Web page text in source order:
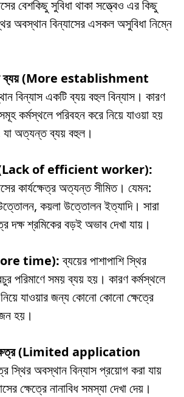
বেশকিছু সুবিধা থাকা সত্ত্বেও এর কিছু
অবস্থান বিন্যাসের এসকল অসুবিধা নিম্নে
ব্যয় (More establishment
বিন্যাস একটি ব্যয় বহুল বিন্যাস। কারণ
কর্মস্থলে পরিবহন করে নিয়ে যাওয়া হয়
যা অত্যন্ত ব্যয় বহুল।
(Lack of efficient worker):
কার্যক্ষেত্র অত্যন্ত সীমিত। যেমন:
উত্তোলন, কয়লা উত্তোলন ইত্যাদি। সারা
দক্ষ শ্রমিকের বড়ই অভাব দেখা যায়।
time):ব্যয়ের পাশাপাশি স্থির
পরিমাণে সময় ব্যয় হয়। কারণ কর্মস্থলে
যাওয়ার জন্য কোনো কোনো ক্ষেত্রে
হয়।
ক্ষেত্র (Limited application
স্থির অবস্থান বিন্যাস প্রয়োগ করা যায়
ক্ষেত্রে নানাবিধ সমস্যা দেখা দেয়।